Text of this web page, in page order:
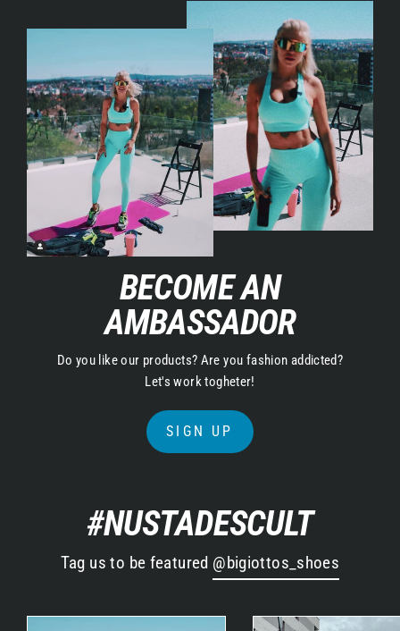
BECOME AN
AMBASSADOR
Do you like our products? Are you fashion addicted?
Let's work togheter!
SIGN UP
#NUSTADESCULT
Tag us to be featured @bigiottos_shoes